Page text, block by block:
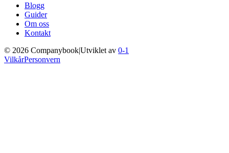
Blogg
Guider
Om oss
Kontakt
© 2026 Companybook|Utviklet av 0-1
VilkårPersonvern